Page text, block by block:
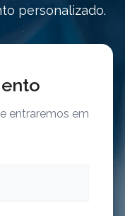
personalizado.
entraremos em